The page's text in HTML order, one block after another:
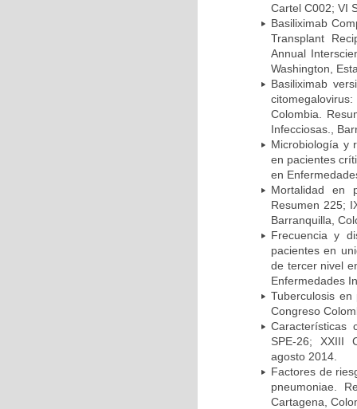
Cartel C002; VI
Basiliximab
Transplant
Annual
Washington,
Basiliximab
Colombia.
Infecciosas.,
Microbiología y
en pacientes
en
Mortalidad en
Resumen 225;
Barranquilla,
Frecuencia y
pacientes en
de tercer nivel
Enfermedades
Tuberculosis
Congreso
Características
SPE-26; XXIII
agosto 2014.
Factores de
pneumoniae.
Cartagena,